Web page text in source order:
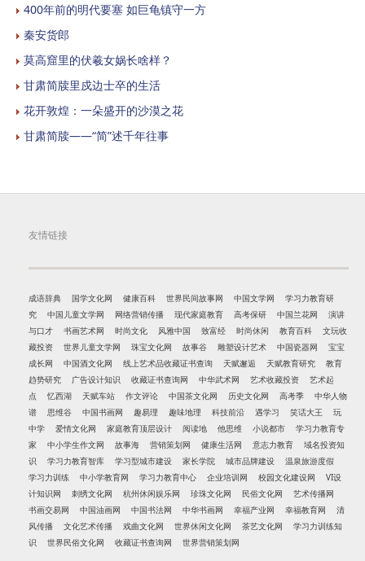
400年前的明代要塞 如巨龟镇守一方
秦安货郎
莫高窟里的伏羲女娲长啥样？
甘肃简牍里戍边士卒的生活
花开敦煌：一朵盛开的沙漠之花
甘肃简牍——“简”述千年往事
友情链接
成语辞典 国学文化网 健康百科 世界民间故事网 中国文学网
学习力教育研
究
中国儿童文学网 网络营销传播 现代家庭教育 高考保研 中国兰花网
演讲
与口才
书画艺术网 时尚文化 风雅中国 致富经 时尚休闲 教育百科
文玩收
藏投资
世界儿童文学网 珠宝文化网 故事谷 雕塑设计艺术 中国瓷器网
宝宝
成长网
中国酒文化网 线上艺术品收藏证书查询 天赋邂逅 天赋教育研究
教育
趋势研究
广告设计知识 收藏证书查询网 中华武术网 艺术收藏投资
艺术起
点
忆西湖 天赋车站 作文评论 中国茶文化网 历史文化网 高考季
中华人物
谱
思维谷 中国书画网 趣易理 趣味地理 科技前沿 遇学习 笑话大王
玩
中学
爱情文化网 家庭教育顶层设计 阅读地 他思维 小说都市
学习力教育专
家
中小学生作文网 故事海 营销策划网 健康生活网 意志力教育
域名投资知
识
学习力教育智库 学习型城市建设 家长学院 城市品牌建设
温泉旅游度假
学习力训练
中小学教育网 学习力教育中心 企业培训网 校园文化建设网
VI设
计知识网
刺绣文化网 杭州休闲娱乐网 珍珠文化网 民俗文化网
艺术传播网
书画交易网
中国油画网 中国书法网 中华书画网 幸福产业网 幸福教育网
清
风传播
文化艺术传播 戏曲文化网 世界休闲文化网 茶艺文化网
学习力训练知
识
世界民俗文化网 收藏证书查询网 世界营销策划网